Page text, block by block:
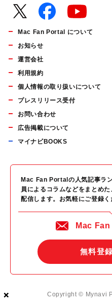
×
×
×
Mac Fan Portal について
お知らせ
運営会社
利用規約
個人情報の取り扱いについて
プレスリリース受付
お問い合わせ
広告掲載について
マイナビBOOKS
Mac Fan Portalの人気記事ラ
員によるコラムなどをまとめ
配信します。お気軽にご登録く
Mac Fan
無料登
Copyright © Mynavi